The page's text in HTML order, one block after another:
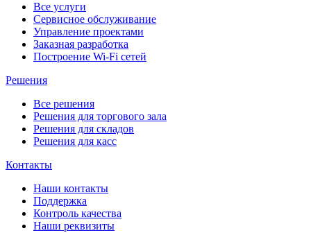
Все услуги
Сервисное обслуживание
Управление проектами
Заказная разработка
Построение Wi-Fi сетей
Решения
Все решения
Решения для торгового зала
Решения для складов
Решения для касс
Контакты
Наши контакты
Поддержка
Контроль качества
Наши реквизиты